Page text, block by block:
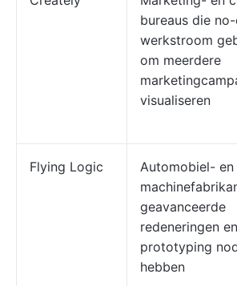
bureaus die
werkstroom
om meerdere
visualiseren
Flying Logic
Automobiel- en
geavanceerde
redeneringen en
prototyping
hebben